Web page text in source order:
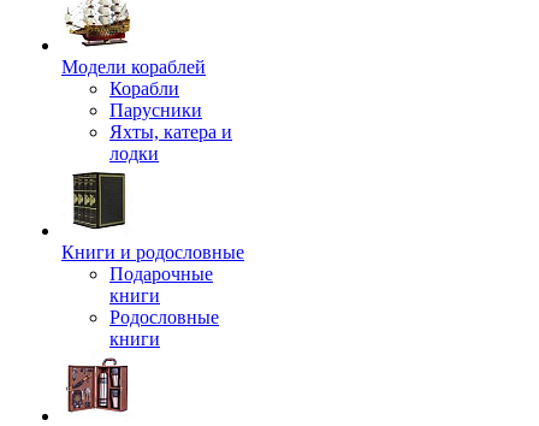
Модели кораблей
Корабли
Парусники
Яхты, катера и
лодки
Книги и родословные
Подарочные
книги
Родословные
книги